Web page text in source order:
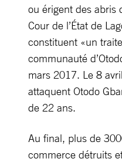
ou érigent des abris
Cour de l’État de
constituent «un
communauté
mars 2017. Le 8
attaquent Otodo
de 22 ans.
Au final, plus de
commerce détruits